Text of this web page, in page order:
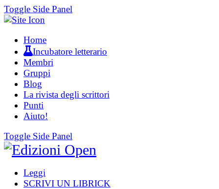
Toggle Side Panel
Home
Incubatore letterario
Membri
Gruppi
Blog
La rivista degli scrittori
Punti
Aiuto!
Toggle Side Panel
Leggi
SCRIVI UN LIBRICK